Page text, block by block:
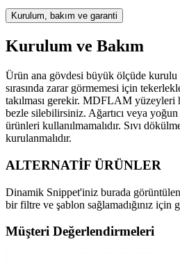
Kurulum, bakım ve garanti
Kurulum ve Bakım
Ürün ana gövdesi büyük ölçüde kurulu
sırasında zarar görmemesi için
takılması gerekir. MDFLAM
bezle silebilirsiniz. Ağartıcı veya
ürünleri kullanılmamalıdır. Sıvı
kurulanmalıdır.
ALTERNATİF ÜRÜNLER
Dinamik Snippet'iniz burada
bir filtre ve şablon sağlamadığınız için
Müşteri Değerlendirmeleri